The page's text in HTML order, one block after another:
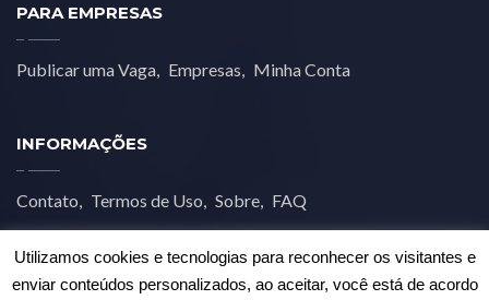
PARA EMPRESAS
Publicar uma Vaga Empresas Minha Conta
INFORMAÇÕES
Contato Termos de Uso Sobre FAQ
Utilizamos cookies e tecnologias para reconhecer os visitantes e
enviar conteúdos personalizados, ao aceitar, você está de acordo